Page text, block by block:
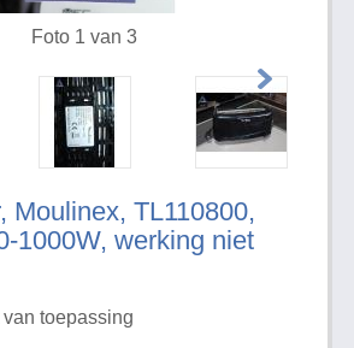
Moulinex, TL110800,
1000W, werking niet
toepassing
Foto 1 van 3